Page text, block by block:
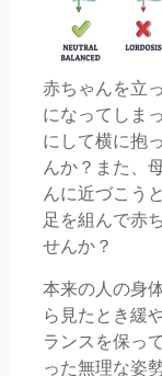
赤ちゃんを立
になってしま
にして横に抱
んか？また、
んに近づこう
足を組んで赤
せんか？
本来の人の身
ら見たとき緩
ランスを保っ
った無理な姿